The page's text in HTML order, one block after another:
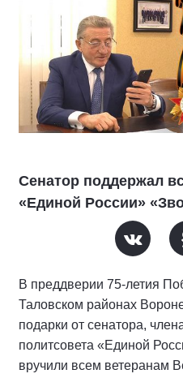
Сенатор поддержал
«Единой России»
В преддверии 75-летия
Таловском районах
подарки от сенатора,
политсовета «Единой
вручили всем ветеранам